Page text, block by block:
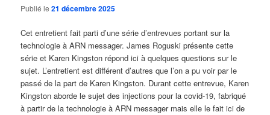
Publié le21 décembre 2025
Cet entretient fait parti d’une série d’entrevues portant sur la
technologie à ARN messager. James Roguski présente cette
série et Karen Kingston répond ici à quelques questions sur le
sujet. L’entretient est différent d’autres que l’on a pu voir par le
passé de la part de Karen Kingston. Durant cette entrevue, Karen
Kingston aborde le sujet des injections pour la covid-19, fabriqué
à partir de la technologie à ARN messager mais elle le fait ici de